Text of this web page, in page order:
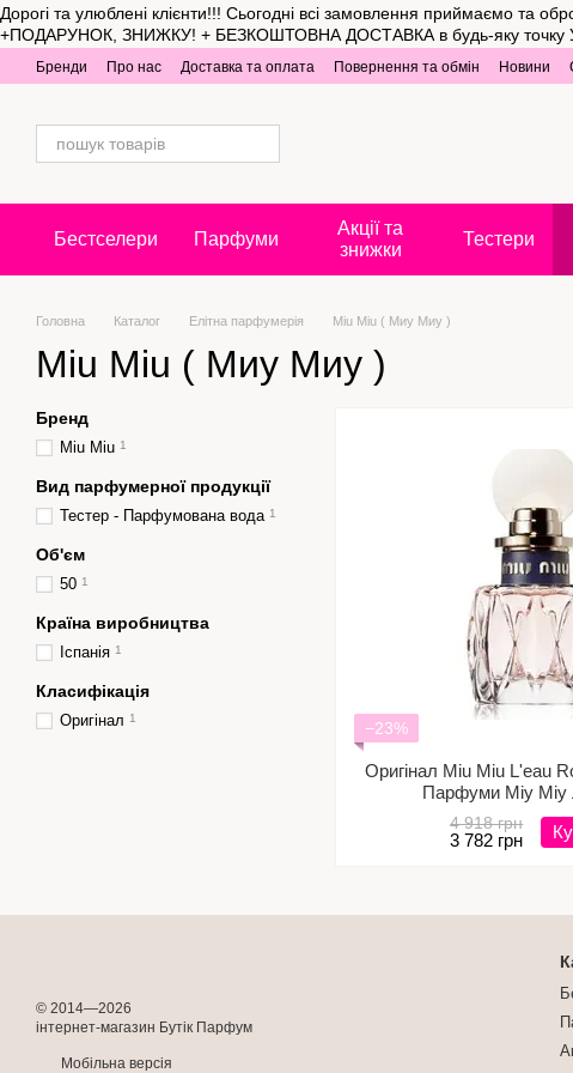
Перейти до основного контенту
Дорогі та улюблені клієнти!!! Сьогодні всі замовлення приймаємо
+ПОДАРУНОК, ЗНИЖКУ! + БЕЗКОШТОВНА ДОСТАВКА в будь-яку точку
Бренди Про нас Доставка та оплата Повернення та обмін Новини
Бестселери Парфуми
Акції та
знижки
Тестери
Головна Каталог Елітна парфумерія Miu Miu ( Миу Миу )
Miu Miu ( Миу Миу )
−23%
Оригінал Miu Miu L'eau
Парфуми Міу Міу
4 918 грн
3 782 грн
Бренд
Miu Miu 1
Вид парфумерної продукції
Тестер - Парфумована вода 1
Об'єм
50 1
Країна виробництва
Іспанія 1
Класифікація
Оригінал 1
© 2014—2026
інтернет-магазин Бутік Парфум
Мобільна версія